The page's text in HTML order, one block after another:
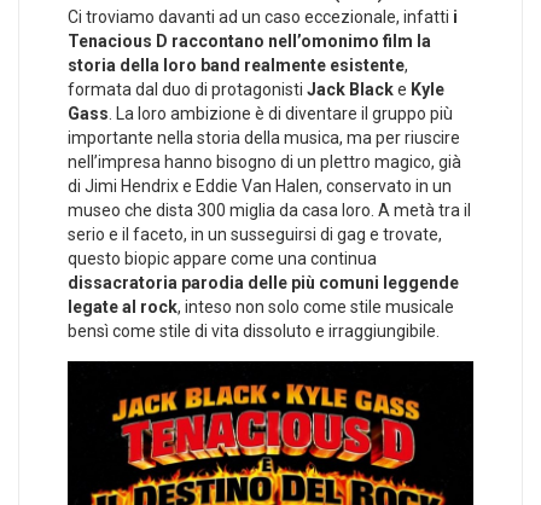
Ci troviamo davanti ad un caso eccezionale, infatti i
Tenacious D raccontano nell’omonimo film la
storia della loro band realmente esistente,
formata dal duo di protagonisti Jack Blacke Kyle
Gass . La loro ambizione è di diventare il gruppo più
importante nella storia della musica, ma per riuscire
nell’impresa hanno bisogno di un plettro magico, già
di Jimi Hendrix e Eddie Van Halen, conservato in un
museo che dista 300 miglia da casa loro. A metà tra il
serio e il faceto, in un susseguirsi di gag e trovate,
questo biopic appare come una continua
dissacratoria parodia delle più comuni leggende
legate al rock, inteso non solo come stile musicale
bensì come stile di vita dissoluto e irraggiungibile.